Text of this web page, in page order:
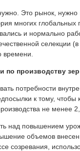
Это рынок,
многих
и нормально
времени.
производству
потребности
к тому,
не менее
над повышением
объемов
созревания,